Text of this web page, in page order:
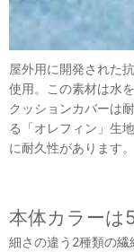
屋外用に開発された
使用。この素材は水
クッションカバーは
る「オレフィン」生
に耐久性があります。
本体カラーは
細さの違う2種類の繊